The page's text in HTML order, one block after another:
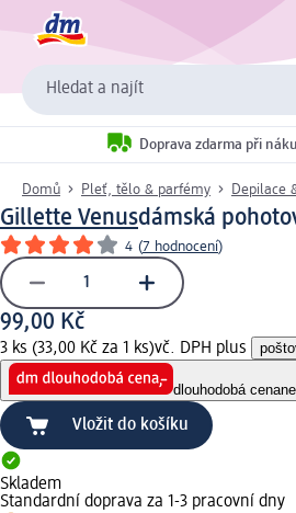
Hledat a najít
Doprava zdarma při
Domů Pleť, tělo & parfémy Depilace
Gillette Venusdámská
4 (7 hodnocení)
99,00 Kč
3 ks (33,00 Kč za 1 ks)vč. DPH plus
dlouhodobá cena
Vložit do košíku
Skladem
Standardní doprava za 1-3 pracovní dny